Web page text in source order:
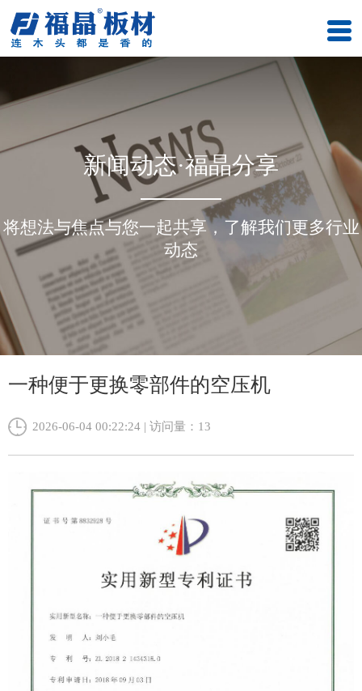
新闻动态·福晶分享
将想法与焦点与您一起共享，了解我们更多行业
动态
一种便于更换零部件的空压机
2026-06-04 00:22:24 | 访问量： 13